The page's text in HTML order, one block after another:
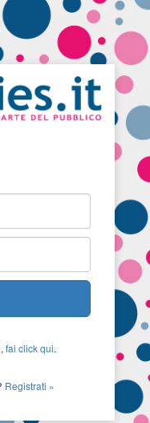
fai click qui.
Registrati »